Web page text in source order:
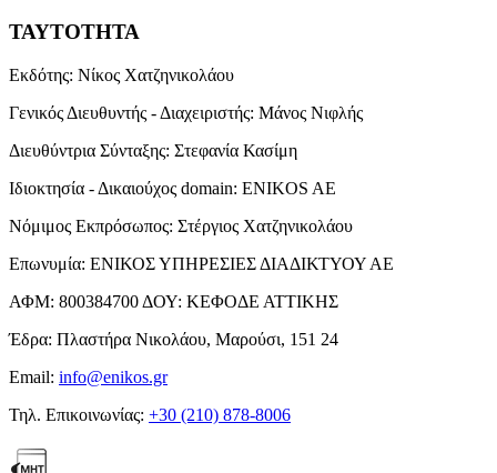
ΤΑΥΤΟΤΗΤΑ
Εκδότης: Νίκος Χατζηνικολάου
Γενικός Διευθυντής - Διαχειριστής: Μάνος Νιφλής
Διευθύντρια Σύνταξης: Στεφανία Κασίμη
Ιδιοκτησία - Δικαιούχος domain: ENIKOS AE
Νόμιμος Εκπρόσωπος: Στέργιος Χατζηνικολάου
Επωνυμία: ΕΝΙΚΟΣ ΥΠΗΡΕΣΙΕΣ ΔΙΑΔΙΚΤΥΟΥ ΑΕ
ΑΦΜ: 800384700 ΔΟΥ: ΚΕΦΟΔΕ ΑΤΤΙΚΗΣ
Έδρα: Πλαστήρα Νικολάου, Μαρούσι, 151 24
Email: info@enikos.gr
Τηλ. Επικοινωνίας: +30 (210) 878-8006